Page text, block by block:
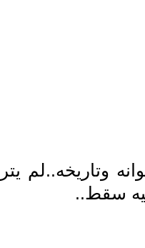
وتاريخه..لم
سقط..